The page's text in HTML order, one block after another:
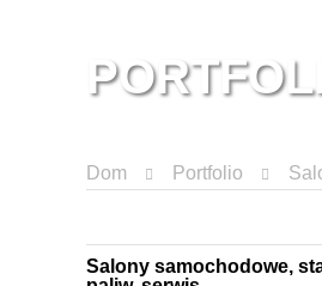
Dom Portfolio
Salony samochodowe,